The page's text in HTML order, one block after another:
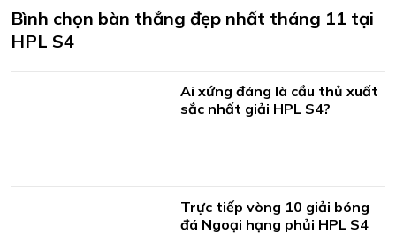
Bình chọn bàn thắng đẹp nhất tháng 11 tại
HPL S4
Ai xứng đáng là cầu thủ xuất
sắc nhất giải HPL S4?
Trực tiếp vòng 10 giải bóng
đá Ngoại hạng phủi HPL S4